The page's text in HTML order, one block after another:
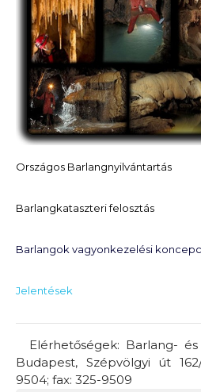
Országos Barlangnyilvántartás
Barlangkataszteri felosztás
Barlangok vagyonkezelési
Jelentések
Elérhetőségek: Barlang-
Budapest, Szépvölgyi út
9504; fax: 325-9509